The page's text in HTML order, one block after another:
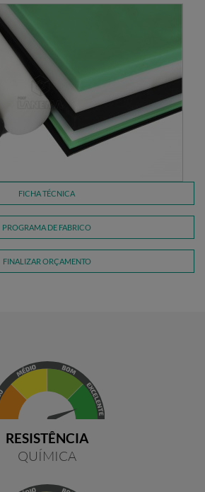
FICHA TÉCNICA
PROGRAMA DE FABRICO
FINALIZAR ORÇAMENTO
RESISTÊNCIA
QUÍMICA